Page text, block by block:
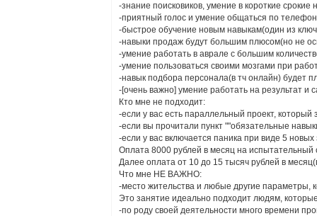
-знание поисковиков, умение в короткие
-приятный голос и умение общаться по
-быстрое обучение новым навыкам(один из
-навыки продаж будут большим плюсом(но не
-умение работать в аврале с большим
-умение пользоваться своими мозгами при
-навык подбора персонала(в тч онлайн) будет
-[очень важно] умение работать на результат
Кто мне не подходит:
-если у вас есть параллельный проект, который
-если вы прочитали пункт ""обязательные
-если у вас включается паника при виде 5
Оплата 8000 рублей в месяц на испытательный
Далее оплата от 10 до 15 тысяч рублей в
Что мне НЕ ВАЖНО:
-место жительства и любые другие параметры,
Это занятие идеально подходит людям,
-по роду своей деятельности много времени